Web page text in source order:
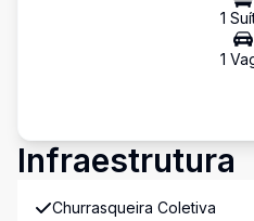
1
1
Infraestrutura
Churrasqueira Coletiva